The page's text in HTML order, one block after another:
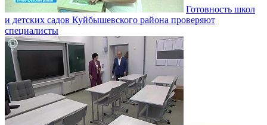
Готовность школ
и детских садов Куйбышевского района проверяют
специалисты